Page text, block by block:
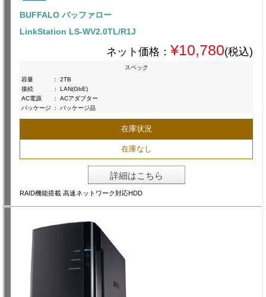
BUFFALO バッファロー
LinkStation LS-WV2.0TL/R1J
ネット価格： ¥10,780(税込)
スペック
容量
:
2TB
接続
:
LAN(GbE)
AC電源
:
ACアダプター
パッケージ
: パッケージ品
在庫状況
在庫なし
詳細はこちら
RAID機能搭載 高速ネットワーク対応HDD